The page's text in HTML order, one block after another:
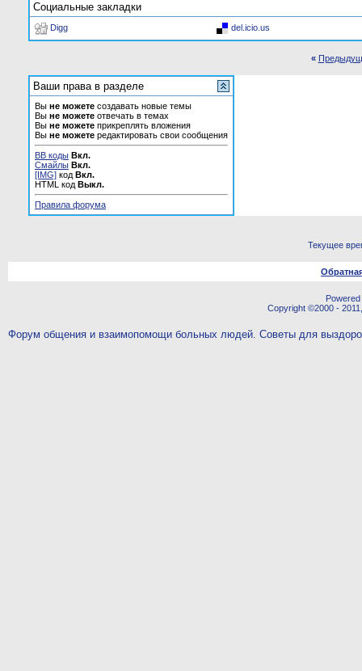
Социальные закладки
Digg del.icio.us
«
Ваши права в разделе
Вы не можете создавать новые темы
Вы не можете отвечать в темах
Вы не можете прикреплять вложения
Вы не можете редактировать свои сообщения
BB коды Вкл.
Смайлы Вкл.
[IMG] код Вкл.
HTML код Выкл.
Правила форума
Текущее
Copyright ©2000 -
Форум общения и взаимопомощи больных людей. Советы для